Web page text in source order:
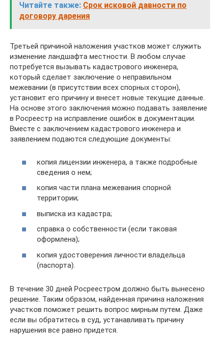
Читайте также: Срок исковой давности по
договору дарения
Третьей причиной наложения участков может служить
изменение ландшафта местности. В любом случае
потребуется вызывать кадастрового инженера,
который сделает заключение о неправильном
межевании (в присутствии всех спорных сторон),
установит его причину и внесет новые текущие данные.
На основе этого заключения можно подавать заявление
в Росреестр на исправление ошибок в документации.
Вместе с заключением кадастрового инженера и
заявлением подаются следующие документы:
копия лицензии инженера, а также подробные
сведения о нем;
копия части плана межевания спорной
территории;
выписка из кадастра;
справка о собственности (если таковая
оформлена);
копия удостоверения личности владельца
(паспорта).
В течение 30 дней Росреестром должно быть вынесено
решение. Таким образом, найденная причина наложения
участков поможет решить вопрос мирным путем. Даже
если вы обратитесь в суд, устанавливать причину
нарушения все равно придется.